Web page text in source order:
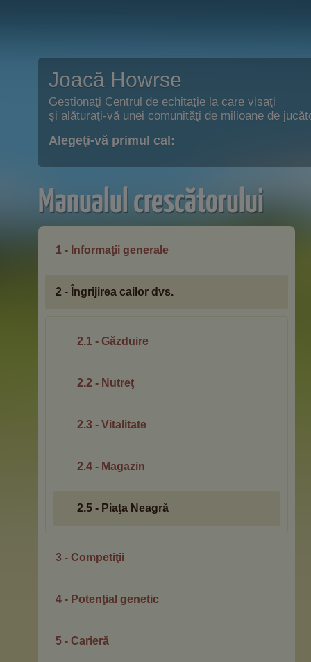
Joacă Howrse
Gestionaţi Centrul de echitaţie la care visaţi
şi alăturaţi-vă unei comunităţi de milioane de
Alegeţi-vă primul cal:
Manualul crescătorului
1 - Informaţii generale
2 - Îngrijirea cailor dvs.
2.1 - Găzduire
2.2 - Nutreţ
2.3 - Vitalitate
2.4 - Magazin
2.5 - Piaţa Neagră
3 - Competiţii
4 - Potenţial genetic
5 - Carieră